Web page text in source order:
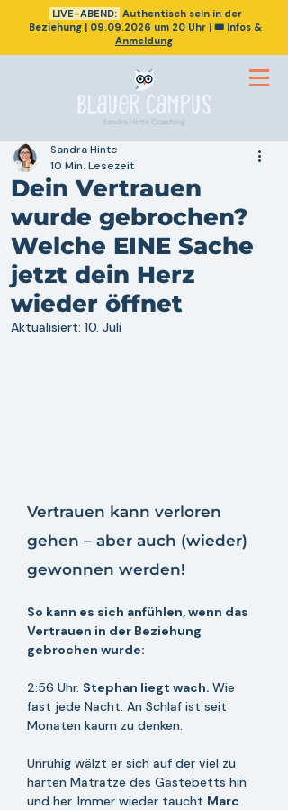
LIVE-ABEND: Authentisch sein in der
Beziehung | 09.09.2026 um 20 Uhr | 🎟️ Infos &
Anmeldung
Dein Vertrauen
wurde gebrochen?
Welche EINE Sache
jetzt dein Herz
wieder öffnet
Sandra Hinte
10 Min. Lesezeit
Aktualisiert: 10. Juli
Vertrauen kann verloren
gehen – aber auch (wieder)
gewonnen werden!
So kann es sich anfühlen, wenn das
Vertrauen in der Beziehung
gebrochen wurde:
2:56 Uhr. Stephan liegt wach. Wie
fast jede Nacht. An Schlaf ist seit
Monaten kaum zu denken.
Unruhig wälzt er sich auf der viel zu
harten Matratze des Gästebetts hin
und her. Immer wieder taucht Marc